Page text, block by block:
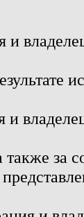
и
также за